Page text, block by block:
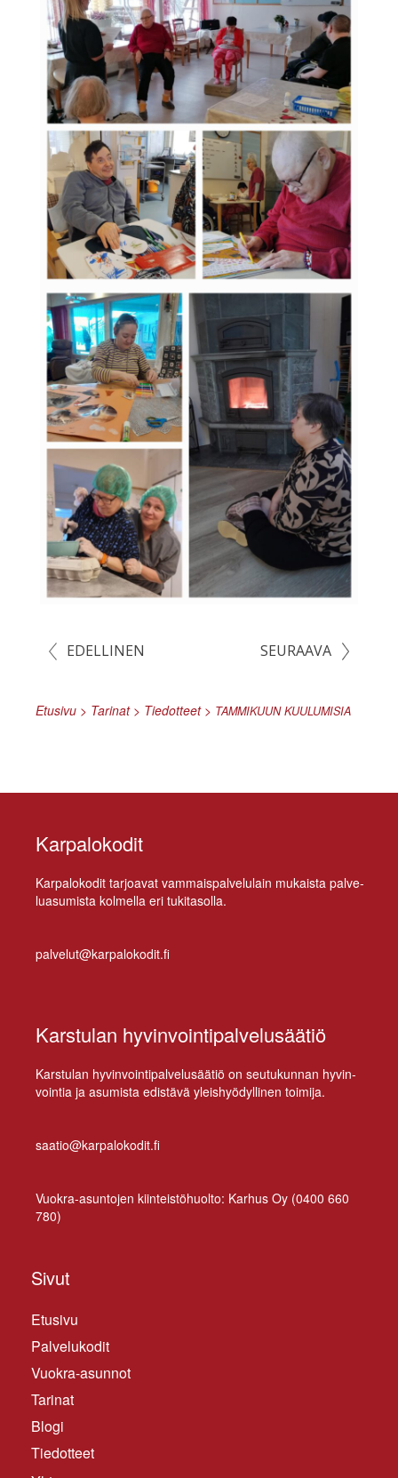
EDELLINEN SEURAAVA
Etusivu > Tarinat> Tiedotteet> TAMMIKUUN KUULUMISIA
Karpalokodit
Kar­pa­lo­ko­dit tar­joa­vat vam­mais­pal­ve­lu­lain mu­kais­ta pal­ve­
lua­su­mis­ta kol­mel­la eri tukitasolla.
palvelut@karpalokodit.fi
Karstulan hyvinvointipalvelusäätiö
Kars­tu­lan hy­vin­voin­ti­pal­ve­lusää­tiö on seu­tu­kun­nan hy­vin­
voin­tia ja asu­mis­ta edis­tä­vä yleis­hyö­dyl­li­nen toimija.
saatio@karpalokodit.fi
Vuo­kra-asun­to­jen kiin­teis­tö­huol­to: Kar­hus Oy (0400 660
780)
Sivut
Etusivu
Palvelukodit
Vuokra-asunnot
Tarinat
Blogi
Tiedotteet